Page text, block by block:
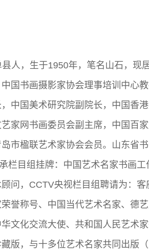
县人，生于1950年，笔名山石，现
国书画摄影家协会理事培训中心
中国美术研究院副院长，中国香
家网书画委员会副主席，中国百
市楹联艺术家协会会员。山东省
栏目组挂牌：中国艺术名家书画
问，CCTV央视栏目组聘请为：
誉称号、中国当代艺术名家、德
文化交流大使、共和国人民艺术
版，与十多位艺术名家共同出版